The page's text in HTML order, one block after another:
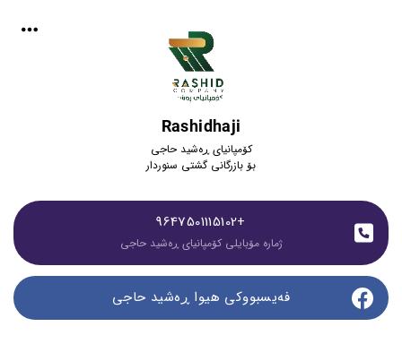
Rashidhaji
کۆمپانیای ڕەشید حاجی
بۆ بازرگانی گشتی سنوردار
+9647501115102
ژمارە مۆبایلی کۆمپانیای ڕەشید حاجی
فەیسبووکی هیوا ڕەشید حاجی